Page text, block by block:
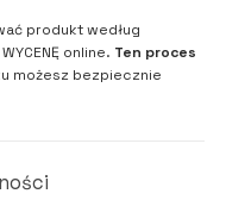
produkt według
online. Ten proces
możesz bezpiecznie